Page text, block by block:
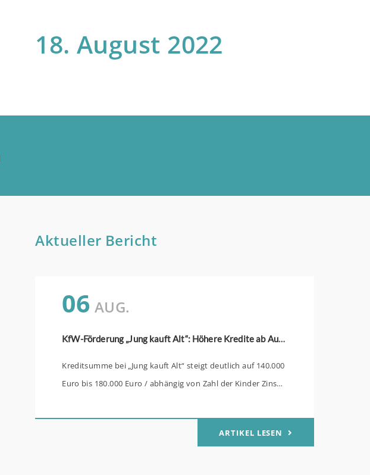
18. August 2022
Aktueller Bericht
06 AUG.
KfW-Förderung „Jung kauft Alt“: Höhere Kredite ab August 2026
Kreditsumme bei „Jung kauft Alt“ steigt deutlich auf 140.000
Euro bis 180.000 Euro / abhängig von Zahl der Kinder Zinsen
0,53 Prozent effektiv bei 35 Jahren Laufzeit und 10 Jahren
Zinsbindung Antragstellende verpflichten sich zuARTIKEL LESEN